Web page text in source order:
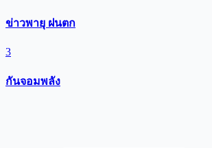
ข่าวพายุ ฝนตก
3
กันจอมพลัง